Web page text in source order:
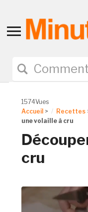
Toggle
navigation
1574Vues
Accueil > Recettes
une volaille à cru
cru